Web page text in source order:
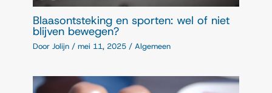
Blaasontsteking en sporten: wel of niet
blijven bewegen?
Door Jolijn/mei 11, 2025/Algemeen